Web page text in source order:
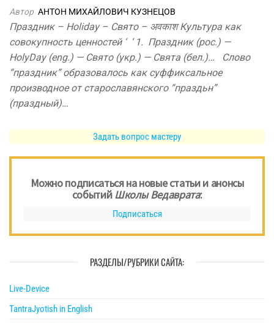
Автор АНТОН МИХАЙЛОВИЧ КУЗНЕЦОВ
Праздник – Holiday – Свято – अवकाश Культура как
совокупность ценностей ‘ ‘ 1. Праздник (рос.) —
HolyDay (eng.) — Свято (укр.) — Свята (бел.)… Слово
“праздник” образовалось как суффиксальное
производное от старославянского “праздьн”
(праздный)…
Задать вопрос мастеру
Можно подписаться на новые статьи и анонсы
событийШколы Ведаврата:
Подписаться
РАЗДЕЛЫ/РУБРИКИ САЙТА:
Live-Device
TantraJyotish in English